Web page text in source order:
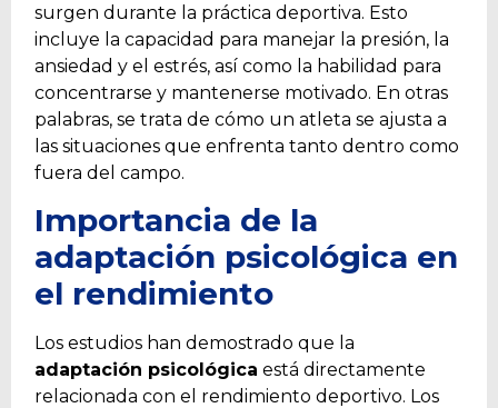
surgen durante la práctica deportiva. Esto
incluye la capacidad para manejar la presión, la
ansiedad y el estrés, así como la habilidad para
concentrarse y mantenerse motivado. En otras
palabras, se trata de cómo un atleta se ajusta a
las situaciones que enfrenta tanto dentro como
fuera del campo.
Importancia de la
adaptación psicológica en
el rendimiento
Los estudios han demostrado que la
adaptación psicológica está directamente
relacionada con el rendimiento deportivo. Los